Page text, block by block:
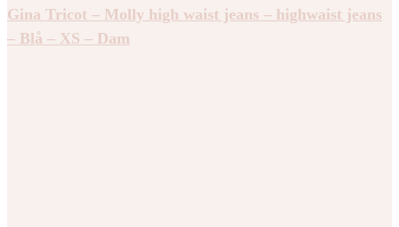
Gina Tricot – Molly high waist jeans – highwaist jeans
– Blå – XS – Dam